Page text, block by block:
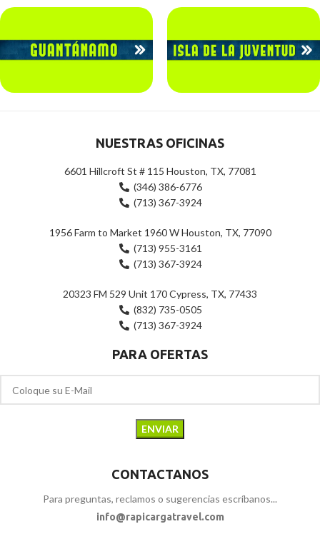
NUESTRAS OFICINAS
6601 Hillcroft St # 115 Houston, TX, 77081
(346) 386-6776
(713) 367-3924
1956 Farm to Market 1960 W Houston, TX, 77090
(713) 955-3161
(713) 367-3924
20323 FM 529 Unit 170 Cypress, TX, 77433
(832) 735-0505
(713) 367-3924
PARA OFERTAS
CONTACTANOS
Para preguntas, reclamos o sugerencias escríbanos...
info@rapicargatravel.com